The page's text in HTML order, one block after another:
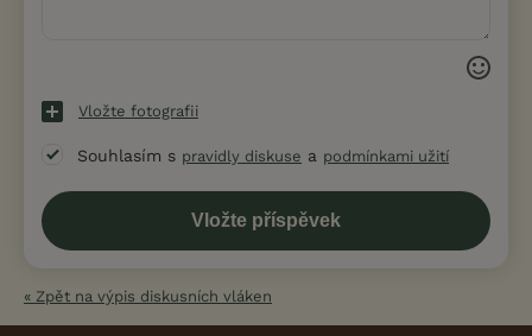
Vložte fotografii
Souhlasím s pravidly diskuse a podmínkami užití
« Zpět na výpis diskusních vláken